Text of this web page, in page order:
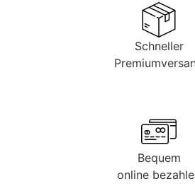
Schneller
Bequem
online